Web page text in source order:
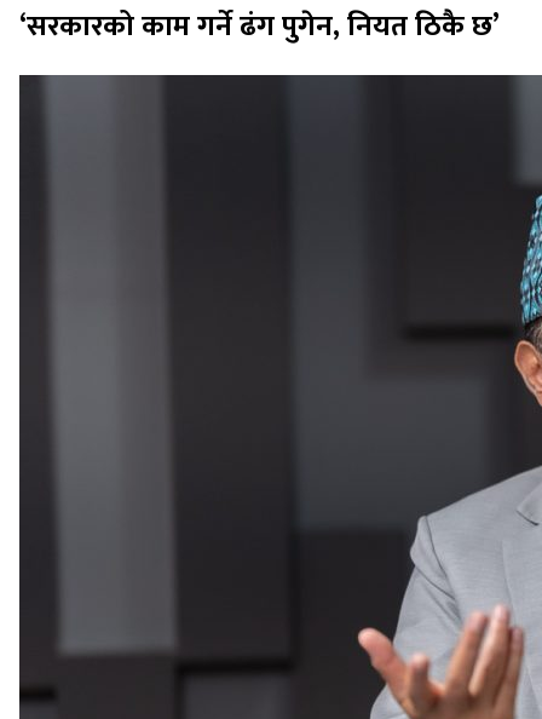
‘सरकारको काम गर्ने ढंग पुगेन, नियत ठिकै छ’